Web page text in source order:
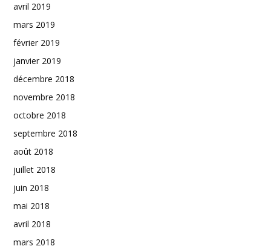
avril 2019
mars 2019
février 2019
janvier 2019
décembre 2018
novembre 2018
octobre 2018
septembre 2018
août 2018
juillet 2018
juin 2018
mai 2018
avril 2018
mars 2018